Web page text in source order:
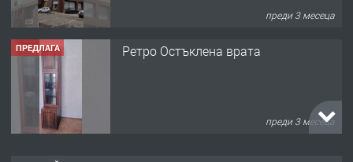
преди 3 месеца
ПРЕДЛАГА Ретро Остъклена врата
преди 3 месеца